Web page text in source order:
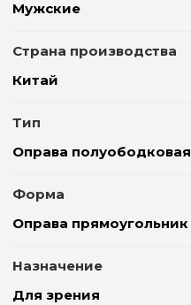
Мужские
Страна производства
Китай
Тип
Оправа полуободковая
Форма
Оправа прямоугольник
Назначение
Для зрения